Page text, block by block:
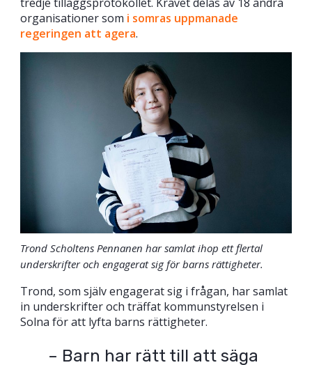
organisationer som i somras uppmanade
regeringen att agera.
Trond Scholtens Pennanen har samlat ihop ett flertal
underskrifter och engagerat sig för barns rättigheter.
Trond, som själv engagerat sig i frågan, har samlat
in underskrifter och träffat kommunstyrelsen i
Solna för att lyfta barns rättigheter.
– Barn har rätt till att säga